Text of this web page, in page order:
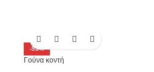
-53%
Γούνα κοντή